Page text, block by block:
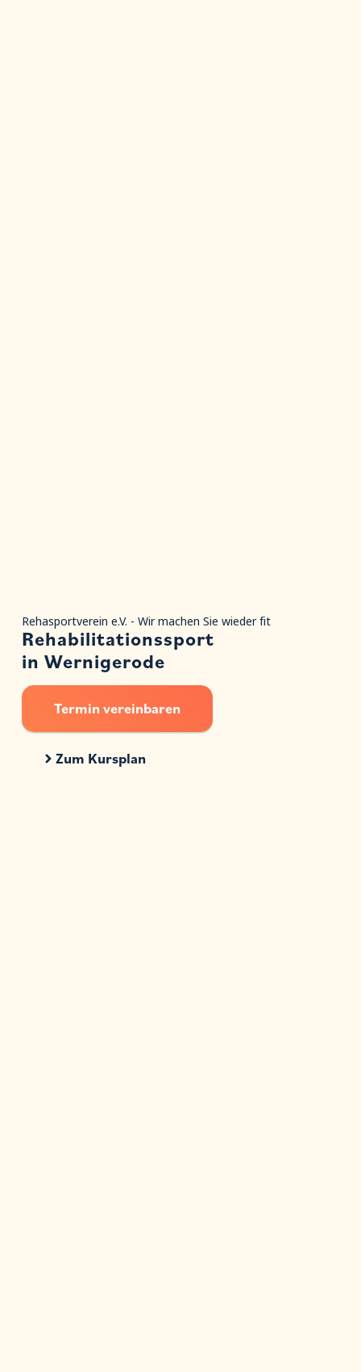
Rehasportverein e.V. - Wir machen Sie wieder fit
Rehabilitationssport
in Wernigerode
Termin vereinbaren
Zum Kursplan